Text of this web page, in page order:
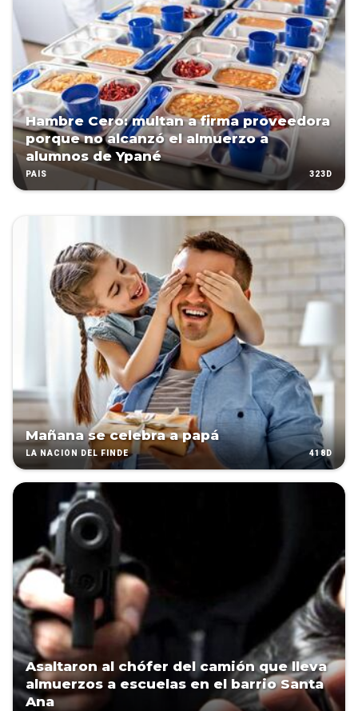
Hambre Cero: multan a firma proveedora
porque no alcanzó el almuerzo a
alumnos de Ypané
PAÍS 323D
Mañana se celebra a papá
LA NACIÓN DEL FINDE 418D
Asaltaron al chófer del camión que lleva
almuerzos a escuelas en el barrio Santa
Ana